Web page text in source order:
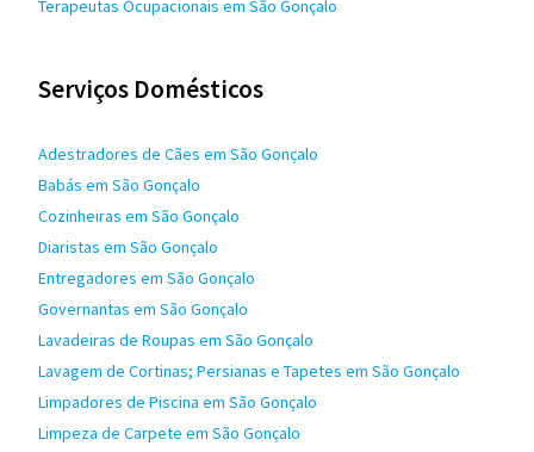
Terapeutas Ocupacionais em São Gonçalo
Serviços Domésticos
Adestradores de Cães em São Gonçalo
Babás em São Gonçalo
Cozinheiras em São Gonçalo
Diaristas em São Gonçalo
Entregadores em São Gonçalo
Governantas em São Gonçalo
Lavadeiras de Roupas em São Gonçalo
Lavagem de Cortinas; Persianas e Tapetes em São Gonçalo
Limpadores de Piscina em São Gonçalo
Limpeza de Carpete em São Gonçalo